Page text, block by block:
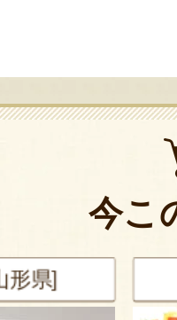
今こ
形県]